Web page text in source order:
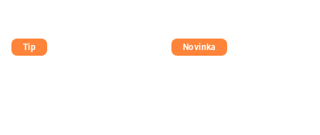
Tip Novinka